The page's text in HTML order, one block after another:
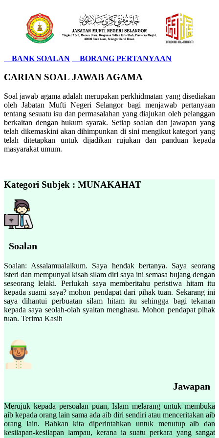
BANK SOALAN BORANG PERTANYAAN
CARIAN SOAL JAWAB AGAMA
Soal jawab agama adalah merupakan perkhidmatan yang disediakan
oleh Jabatan Mufti Negeri Selangor bagi menjawab pertanyaan
tentang sesuatu isu dan permasalahan yang diajukan oleh pelanggan
berkaitan dengan hukum syarak. Setiap soalan dan jawapan yang
telah dikemaskini akan dihimpunkan di sini mengikut kategori yang
telah ditetapkan untuk dijadikan rujukan dan panduan kepada
masyarakat umum.
Kategori Subjek : MUNAKAHAT
Soalan
Soalan: Assalamualaikum. Saya hendak bertanya. Saya seorang
isteri dan mempunyai kisah silam diri saya ini semasa bujang dengan
seseorang lelaki. Perlukah saya memberitahu peristiwa hitam itu
kepada suami saya? mohon pendapat dari pihak tuan. Sekarang ini
saya dihantui perbuatan silam hitam itu sehingga bagi tekanan
kepada saya seolah-olah syaitan menghasu. Mohon pendapat pihak
tuan. Terima Kasih
Jawapan
Merujuk kepada persoalan puan, Islam melarang untuk membuka
aib kepada orang lain sama ada aib diri sendiri atau menceritakan aib
orang lain. Bahkan kita diperintahkan untuk menutup aib dan
kesilapan-kesilapan lampau, kerana ia suatu perkara yang sangat